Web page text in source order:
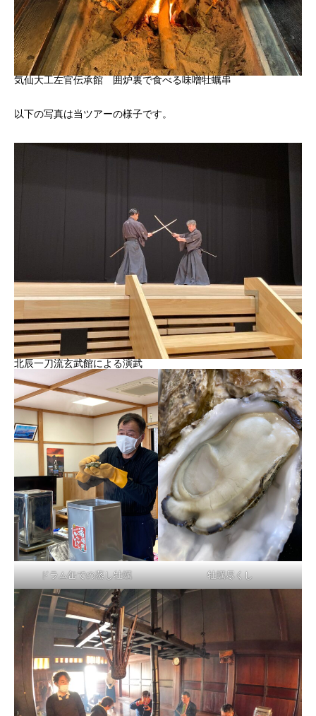
気仙大工左官伝承館 囲炉裏で食べる味噌牡蠣串
以下の写真は当ツアーの様子です。
北辰一刀流玄武館による演武
ドラム缶での蒸し牡蠣 牡蠣尽くし